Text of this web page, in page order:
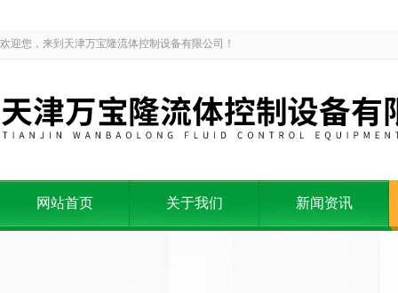
欢迎您，来到天津万宝隆流体控制设备有限公司！
网站首页 关于我们 新闻资讯